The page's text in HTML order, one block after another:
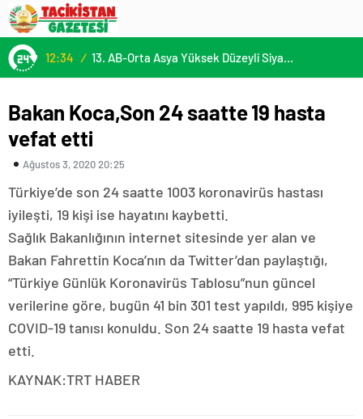
12:34 / 13. AB-Orta Asya Yüksek Düzeyli Siyasi ve Güvenlik Diyaloğuna Katılım
Bakan Koca,Son 24 saatte 19 hasta
vefat etti
Ağustos 3, 2020 20:25
Türkiye’de son 24 saatte 1003 koronavirüs hastası
iyileşti, 19 kişi ise hayatını kaybetti.
Sağlık Bakanlığının internet sitesinde yer alan ve
Bakan Fahrettin Koca’nın da Twitter’dan paylaştığı,
“Türkiye Günlük Koronavirüs Tablosu”nun güncel
verilerine göre, bugün 41 bin 301 test yapıldı, 995 kişiye
COVID-19 tanısı konuldu. Son 24 saatte 19 hasta vefat
etti.
KAYNAK:TRT HABER